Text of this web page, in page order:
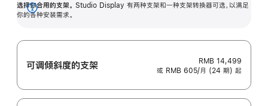
选择你合用的支架。 Studio Display 有两种支架和一种支架转换器可选，以满足
你的各种安装需求。
展
可调倾斜度的支架
RMB 14,499
或 RMB 605/月 (24 期) 起